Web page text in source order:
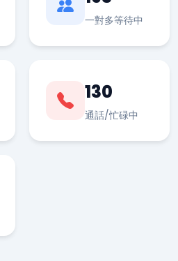
一對多等待中
130
通話/忙碌中